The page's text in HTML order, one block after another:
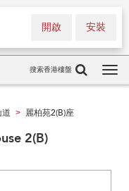
安裝
開啟
搜索香港樓盤
> 麗柏苑2(B)座
2(B)